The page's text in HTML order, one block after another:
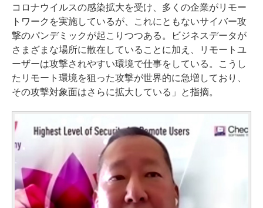
コロナウイルスの感染拡大を受け、多くの企業がリモー
トワークを実施しているが、これにともないサイバー攻
撃のパンデミックが起こりつつある。ビジネスデータが
さまざまな場所に散在していることに加え、リモートユ
ーザーは攻撃されやすい環境で仕事をしている。こうし
たリモート環境を狙った攻撃が世界的に急増しており、
その攻撃対象面はさらに拡大している」と指摘。